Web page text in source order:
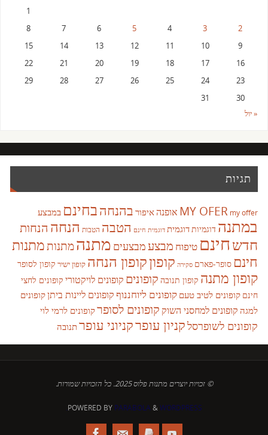
1
2
3
4
5
6
7
8
9
10
11
12
13
14
15
16
17
18
19
20
21
22
23
24
25
26
27
28
29
30
31
« יול
תגיות
MY OFER my offer אופנהאיפור בהנחהבחינם במבצע
במתנה דוגמיותדוגמית דוגמית חינם הטבה הטבות הנחה הנחות
חדשחינם טיפוח מבצעמבצעים מתנהמתנותמתנות
חינם סופר-פארם סקירה קופוןקופון הנחה קופון ישיר קופון לסופר
קופון מתנה קופון תנובה קופונים קופונים לויקטורי קופונים לחצי
חינם קופונים לטיב טעם קופונים ליוחננוףקופונים ליינות ביתןקופונים
למגה קופונים למחסני השוק קופונים לסופרקופונים לרמי לוי
קופונים לשופרסלקניון עופרקניוני עופרתנובה
© זכויות יוצרים מתנות פלוס 2025. כל הזכויות שמורות.
POWERED BY PARABOLA&WORDPRESS.